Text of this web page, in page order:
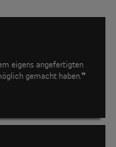
eigens angefertigten
gemacht haben.❞